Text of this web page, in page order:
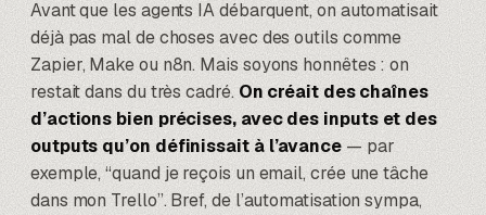
Avant que les agents IA débarquent, on automatisait
déjà pas mal de choses avec des outils comme
Zapier, Make ou n8n. Mais soyons honnêtes : on
restait dans du très cadré. On créait des chaînes
d’actions bien précises, avec des inputs et des
outputs qu’on définissait à l’avance— par
exemple, “quand je reçois un email, crée une tâche
dans mon Trello”. Bref, de l’automatisation sympa,